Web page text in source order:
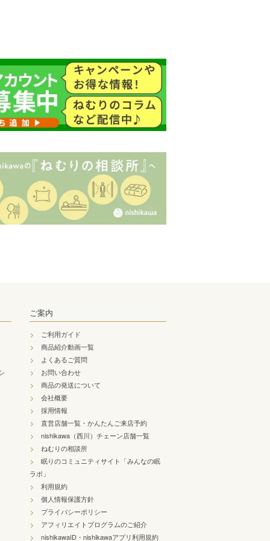
ご案内
ご利用ガイド
商品紹介動画一覧
よくあるご質問
お問い合わせ
商品の発送について
会社概要
採用情報
直営店舗一覧・かんたんご来店予約
nishikawa（西川）チェーン店舗一覧
ねむりの相談所
眠りのコミュニティサイト「みんなの眠
ラボ」
利用規約
個人情報保護方針
プライバシーポリシー
アフィリエイトプログラムのご紹介
nishikawaID・nishikawaアプリ利用規約